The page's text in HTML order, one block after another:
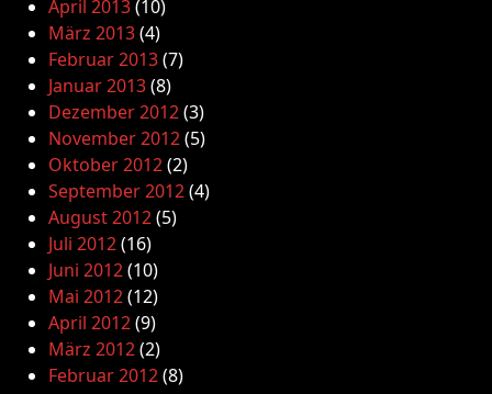
April 2013(10)
März 2013(4)
Februar 2013(7)
Januar 2013(8)
Dezember 2012(3)
November 2012(5)
Oktober 2012(2)
September 2012(4)
August 2012(5)
Juli 2012(16)
Juni 2012(10)
Mai 2012(12)
April 2012(9)
März 2012(2)
Februar 2012(8)